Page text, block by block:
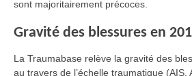
sont majoritairement précoces.
Gravité des blessures en
La Traumabase relève la gravité des
au travers de l’échelle traumatique (AIS,